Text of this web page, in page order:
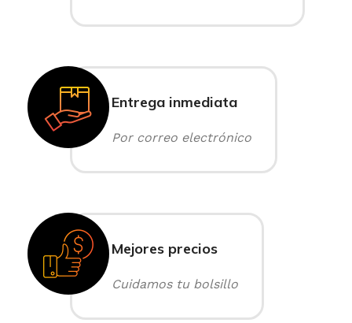
Entrega inmediata
Por correo electrónico
Mejores precios
Cuidamos tu bolsillo